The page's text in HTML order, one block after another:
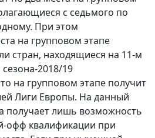
с седьмого по
При этом
на групповом этапе
стран, находящиеся на 11-м
2018/19
на групповом этапе получит
Лиги Европы. На данный
получает лишь возможность
офф квалификации при